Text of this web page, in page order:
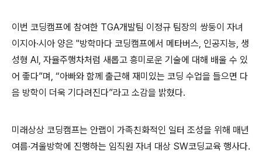
이번 코딩캠프에 참여한 TGA개발팀 이정규 팀장의 쌍둥이 자녀
이지아·시아 양은 "방학마다 코딩캠프에서 메타버스, 인공지능, 생
성형 AI, 자율주행차처럼 새롭고 흥미로운 기술에 대해 배울 수 있
어 좋다”며, “아빠와 함께 출근해 재미있는 코딩 수업을 들으면 다
음 방학이 더욱 기다려진다”라고 소감을 밝혔다.
미래상상 코딩캠프는 안랩이 가족친화적인 일터 조성을 위해 매년
여름·겨울방학에 진행하는 임직원 자녀 대상 SW코딩교육 행사다.